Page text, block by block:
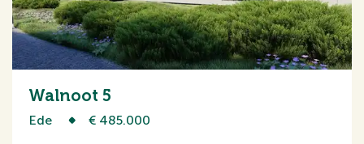
Walnoot 5
Ede € 485.000